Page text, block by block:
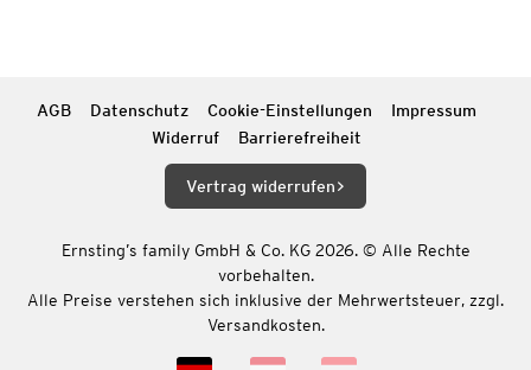
AGB Datenschutz Cookie-Einstellungen
Impressum
Widerruf
Barrierefreiheit
Vertrag widerrufen
Ernsting’s family GmbH & Co. KG 2026. © Alle Rechte
vorbehalten.
Alle Preise verstehen sich inklusive der Mehrwertsteuer, zzgl.
Versandkosten.